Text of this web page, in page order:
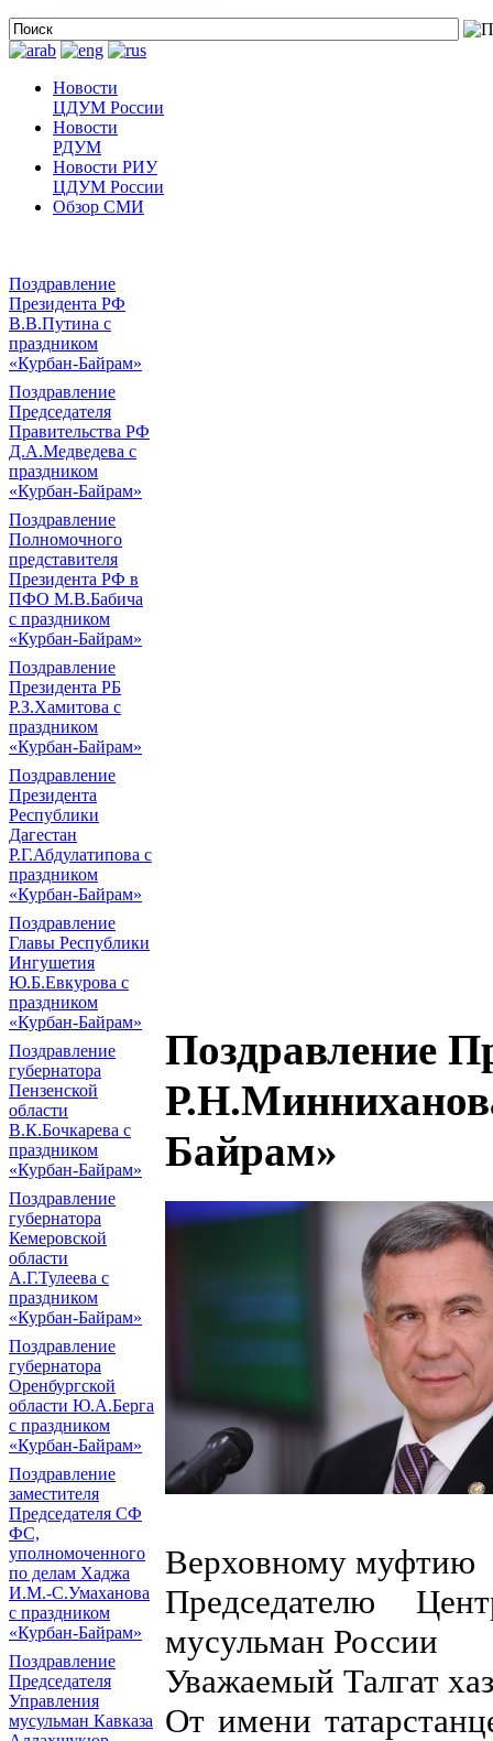
Новости
ЦДУМ России
Новости
РДУМ
Новости РИУ
ЦДУМ России
Обзор СМИ
Поздравление
Президента РФ
В.В.Путина с
праздником
«Курбан-Байрам»
Поздравление
Председателя
Правительства РФ
Д.А.Медведева с
праздником
«Курбан-Байрам»
Поздравление
Полномочного
представителя
Президента РФ в
ПФО М.В.Бабича
с праздником
«Курбан-Байрам»
Поздравление
Президента РБ
Р.З.Хамитова с
праздником
«Курбан-Байрам»
Поздравление
Президента
Республики
Дагестан
Р.Г.Абдулатипова с
праздником
«Курбан-Байрам»
Поздравление
Главы Республики
Ингушетия
Ю.Б.Евкурова с
праздником
«Курбан-Байрам»
Поздравление
губернатора
Пензенской
области
В.К.Бочкарева с
праздником
«Курбан-Байрам»
Поздравление
губернатора
Кемеровской
области
А.Г.Тулеева с
праздником
«Курбан-Байрам»
Поздравление
губернатора
Оренбургской
области Ю.А.Берга
с праздником
«Курбан-Байрам»
Поздравление
заместителя
Председателя СФ
ФС,
уполномоченного
по делам Хаджа
И.М.-С.Умаханова
с праздником
«Курбан-Байрам»
Поздравление
Председателя
Управления
мусульман Кавказа
Поздравление
Байрам»
Верховному муфтию
Председателю
мусульман России
Уважаемый Талгат
От имени